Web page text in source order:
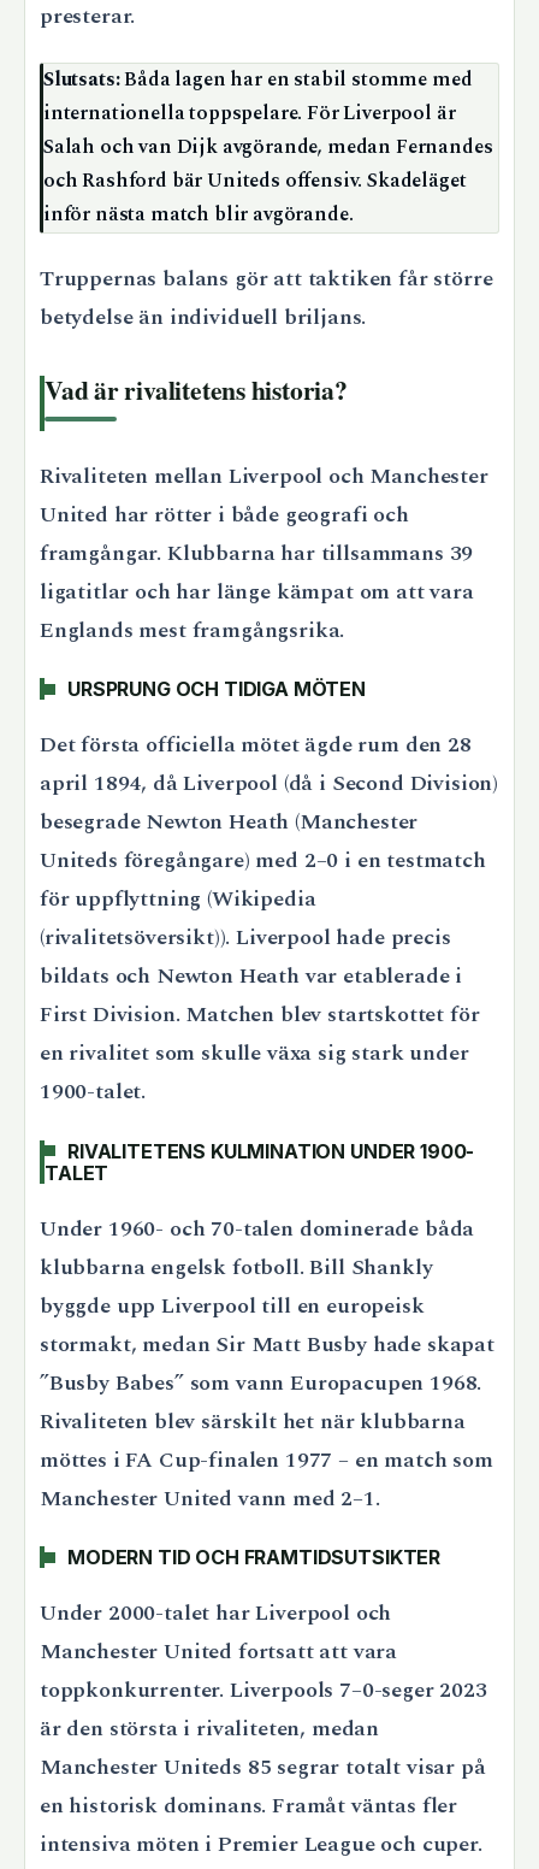
presterar.
Slutsats:Båda lagen har en stabil stomme med
internationella toppspelare. För Liverpool är
Salah och van Dijk avgörande, medan Fernandes
och Rashford bär Uniteds offensiv. Skadeläget
inför nästa match blir avgörande.
Truppernas balans gör att taktiken får större
betydelse än individuell briljans.
Vad är rivalitetens historia?
Rivaliteten mellan Liverpool och Manchester
United har rötter i både geografi och
framgångar. Klubbarna har tillsammans 39
ligatitlar och har länge kämpat om att vara
Englands mest framgångsrika.
URSPRUNG OCH TIDIGA MÖTEN
Det första officiella mötet ägde rum den 28
april 1894, då Liverpool (då i Second Division)
besegrade Newton Heath (Manchester
Uniteds föregångare) med 2–0 i en testmatch
för uppflyttning (Wikipedia
(rivalitetsöversikt)). Liverpool hade precis
bildats och Newton Heath var etablerade i
First Division. Matchen blev startskottet för
en rivalitet som skulle växa sig stark under
1900-talet.
RIVALITETENS KULMINATION UNDER 1900-
TALET
Under 1960- och 70-talen dominerade båda
klubbarna engelsk fotboll. Bill Shankly
byggde upp Liverpool till en europeisk
stormakt, medan Sir Matt Busby hade skapat
”Busby Babes” som vann Europacupen 1968.
Rivaliteten blev särskilt het när klubbarna
möttes i FA Cup-finalen 1977 – en match som
Manchester United vann med 2–1.
MODERN TID OCH FRAMTIDSUTSIKTER
Under 2000-talet har Liverpool och
Manchester United fortsatt att vara
toppkonkurrenter. Liverpools 7–0-seger 2023
är den största i rivaliteten, medan
Manchester Uniteds 85 segrar totalt visar på
en historisk dominans. Framåt väntas fler
intensiva möten i Premier League och cuper.